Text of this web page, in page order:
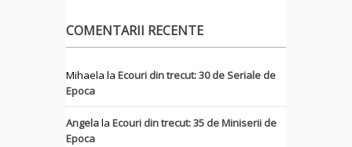
COMENTARII RECENTE
Mihaela la Ecouri din trecut: 30 de Seriale de
Epoca
Angelala Ecouri din trecut: 35 de Miniserii de
Epoca